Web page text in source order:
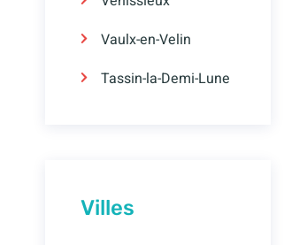
Vaulx-en-Velin
Tassin-la-Demi-Lune
Villes